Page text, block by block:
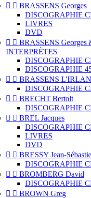
  BRASSENS Georges
DISCOGRAPHIE
LIVRES
DVD
  BRASSENS Georges
INTERPRÈTES
DISCOGRAPHIE
DISCOGRAPHIE
  BRASSENS
DISCOGRAPHIE
  BRECHT Bertolt
DISCOGRAPHIE
  BREL Jacques
DISCOGRAPHIE
LIVRES
DVD
  BRESSY Jean-
DISCOGRAPHIE
  BROMBERG David
DISCOGRAPHIE
  BROWN Greg